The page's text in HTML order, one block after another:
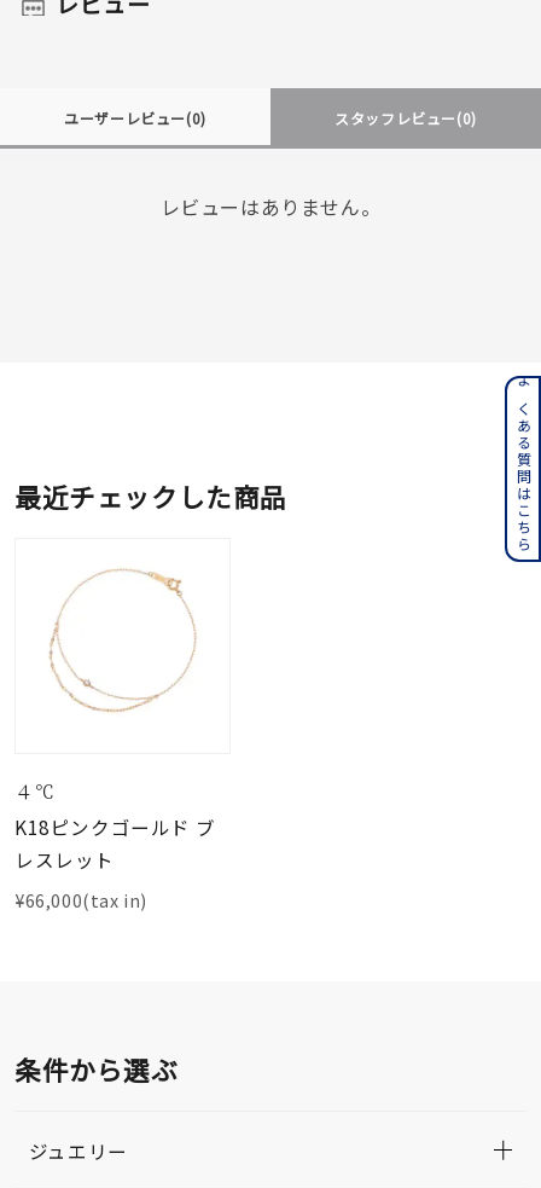
ユーザーレビュー(0) スタッフレビュー(0)
レビューはありません。
最近チェックした商品
４℃
K18ピンクゴールド ブ
レスレット
¥66,000(tax in)
条件から選ぶ
ジュエリー
よくある質問はこちら